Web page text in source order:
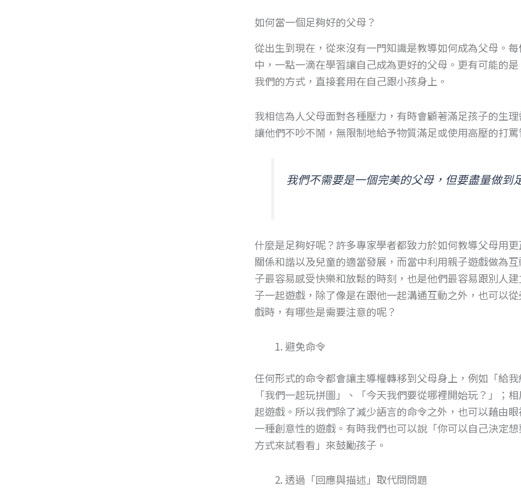
如何當一個足夠好的父母？
從出生到現在，從來沒有一門知識是教導如何成為父母。
中，一點一滴在學習讓自己成為更好的父母。更有可能的
我們的方式，直接套用在自己跟小孩身上。
我相信為人父母面對各種壓力，有時會顧著滿足孩子的生
讓他們不吵不鬧，無限制地給予物質滿足或使用高壓的打
我們不需要是一個完美的父母，但要盡量做到
什麼是足夠好呢？許多專家學者都致力於如何教導父母用
關係和諧以及兒童的適當發展，而當中利用親子遊戲做為
子最容易感受快樂和放鬆的時刻，也是他們最容易跟別人
子一起遊戲，除了像是在跟他一起溝通互動之外，也可以
戲時，有哪些是需要注意的呢？
避免命令
任何形式的命令都會讓主導權轉移到父母身上，例如「給
「我們一起玩拼圖」、「今天我們要從哪裡開始玩？」；
起遊戲。所以我們除了減少語言的命令之外，也可以藉由
一種創意性的遊戲。有時我們也可以說「你可以自己決定
方式來試看看」來鼓勵孩子。
透過「回應與描述」取代問問題